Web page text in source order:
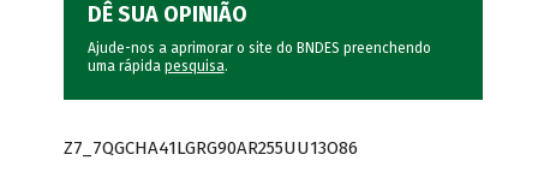
DÊ SUA OPINIÃO
Ajude-nos a aprimorar o site do BNDES preenchendo
uma rápida pesquisa.
Z7_7QGCHA41LGRG90AR255UU13O86